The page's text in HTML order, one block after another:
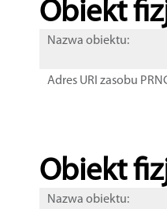
Obiekt
Nazwa obiektu:
Adres URI zasobu
Obiekt
Nazwa obiektu: